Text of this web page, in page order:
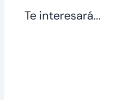
Te interesará...